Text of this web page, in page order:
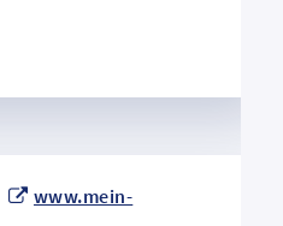
www.mein-